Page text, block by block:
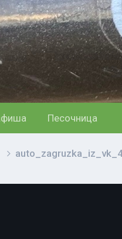
Песочница